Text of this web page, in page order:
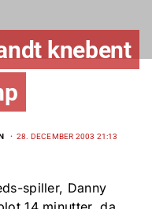
knebent
28. DECEMBER 2003 21:13
spiller, Danny